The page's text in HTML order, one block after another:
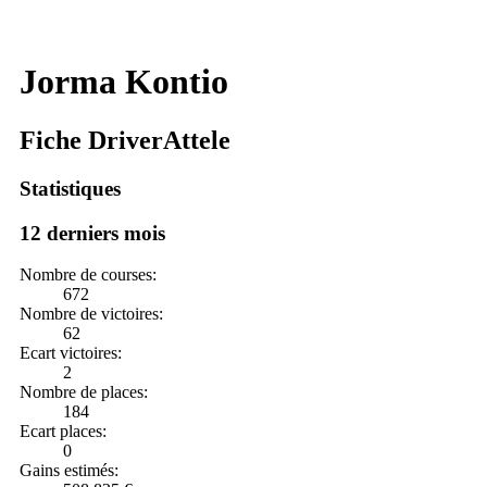
Jorma Kontio
Fiche DriverAttele
Statistiques
12 derniers mois
Nombre de courses:
672
Nombre de victoires:
62
Ecart victoires:
2
Nombre de places:
184
Ecart places:
0
Gains estimés: